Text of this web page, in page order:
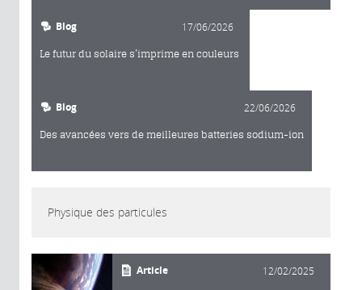
Blog 17/06/2026
Le futur du solaire s’imprime en couleurs
Blog 22/06/2026
Des avancées vers de meilleures batteries sodium-ion
Physique des particules
Article 12/02/2025